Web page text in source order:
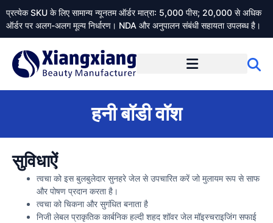
प्रत्येक SKU के लिए सामान्य न्यूनतम ऑर्डर मात्रा: 5,000 पीस; 20,000 से अधिक
ऑर्डर पर अलग-अलग मूल्य निर्धारण। NDA और अनुपालन संबंधी सहायता उपलब्ध है।
हनी बॉडी वॉश
सुविधाऐं
त्वचा को इस बुलबुलेदार सुनहरे जेल से उपचारित करें जो मुलायम रूप से साफ
और पोषण प्रदान करता है।
त्वचा को चिकना और सुगंधित बनाता है
निजी लेबल प्राकृतिक कार्बनिक हल्दी शहद शॉवर जेल मॉइस्चराइजिंग सफाई